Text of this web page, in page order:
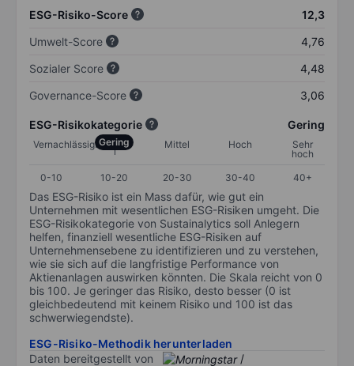
ESG-Risiko-Score
12,3
Umwelt-Score
4,76
Sozialer Score
4,48
Governance-Score
3,06
ESG-Risikokategorie Gering
VernachlässigbarGering Mittel Hoch
Sehr
hoch
0-10
10-20 20-30 30-40 40+
Das ESG-Risiko ist ein Mass dafür, wie gut ein
Unternehmen mit wesentlichen ESG-Risiken umgeht. Die
ESG-Risikokategorie von Sustainalytics soll Anlegern
helfen, finanziell wesentliche ESG-Risiken auf
Unternehmensebene zu identifizieren und zu verstehen,
wie sie sich auf die langfristige Performance von
Aktienanlagen auswirken könnten. Die Skala reicht von 0
bis 100. Je geringer das Risiko, desto besser (0 ist
gleichbedeutend mit keinem Risiko und 100 ist das
schwerwiegendste).
ESG-Risiko-Methodik herunterladen
Daten bereitgestellt von
/